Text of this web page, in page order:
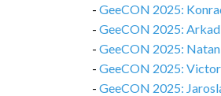
- GeeCON 2025:
- GeeCON 2025:
- GeeCON 2025:
- GeeCON 2025: Victor
- GeeCON 2025: